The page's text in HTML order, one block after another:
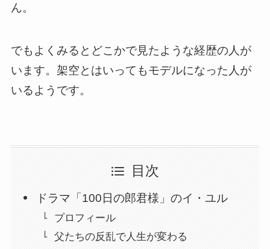
ん。
でもよくみるとどこかで見たような経歴の人が
います。架空とはいってもモデルになった人が
いるようです。
目次
ドラマ「100日の郎君様」のイ・ユル
プロフィール
父たちの反乱で人生が変わる